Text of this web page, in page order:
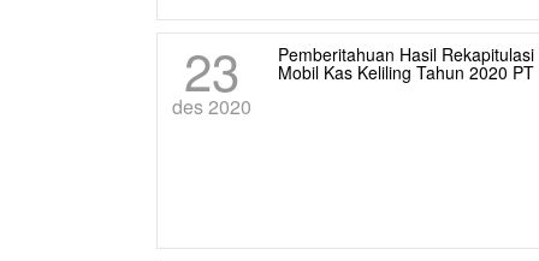
23
des 2020
Pemberitahuan Hasil
Mobil Kas Keliling Tahun 2020